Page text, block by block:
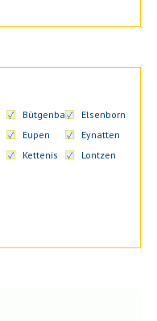
Bütgenbach
Elsenborn
Eupen
Eynatten
Kettenis
Lontzen